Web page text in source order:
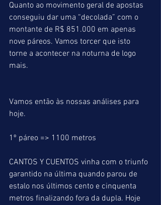
Quanto ao movimento geral de apostas
conseguiu dar uma “decolada” com o
montante de R$ 851.000 em apenas
nove páreos. Vamos torcer que isto
torne a acontecer na noturna de logo
mais.
Vamos então às nossas análises para
hoje.
1º páreo => 1100 metros
CANTOS Y CUENTOS vinha com o triunfo
garantido na última quando parou de
estalo nos últimos cento e cinquenta
metros finalizando fora da dupla. Hoje